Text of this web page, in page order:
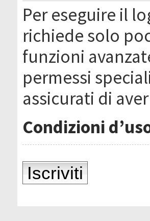
Per eseguire il
richiede solo
funzioni
permessi
assicurati di
Condizioni
Iscriviti